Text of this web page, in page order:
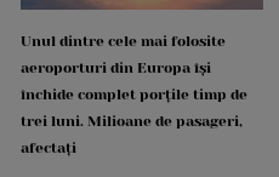
Unul dintre cele mai folosite
aeroporturi din Europa își
închide complet porțile timp de
trei luni. Milioane de pasageri,
afectați